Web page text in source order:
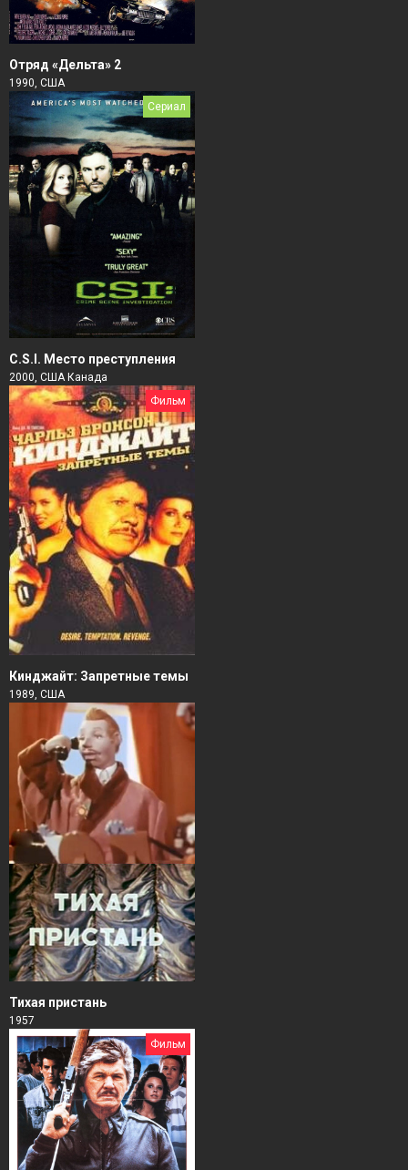
Отряд «Дельта» 2
1990, США
Сериал
C.S.I. Место преступления
2000, США Канада
Фильм
Кинджайт: Запретные темы
1989, США
Тихая пристань
1957
Фильм